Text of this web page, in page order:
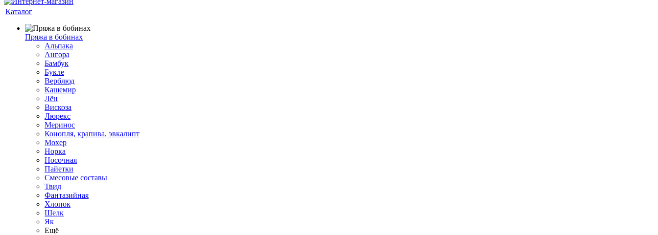
Каталог
Пряжа в бобинах
Альпака
Ангора
Бамбук
Букле
Верблюд
Кашемир
Лён
Вискоза
Люрекс
Меринос
Конопля, крапива, эвкалипт
Мохер
Норка
Носочная
Пайетки
Смесовые составы
Твид
Фантазийная
Хлопок
Шелк
Як
Ещё